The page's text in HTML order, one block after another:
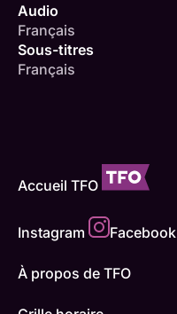
Audio
Français
Sous-titres
Français
Accueil TFO
Instagram Facebook
À propos de TFO